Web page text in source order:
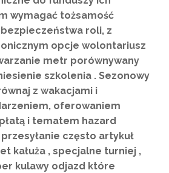
wymagać tożsamość
roli, z
opcje wolontariusz
metr porównywany
szkolenia . Sezonowy
z wakacjami i
oferowaniem
i tematem hazard
często artykuł
kałuża , specjalne turniej ,
kulawy odjazd które